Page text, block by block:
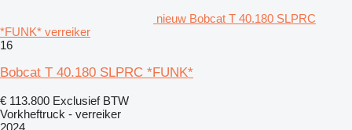
nieuw Bobcat T 40.180 SLPRC
*FUNK* verreiker
16
Bobcat T 40.180 SLPRC *FUNK*
€ 113.800 Exclusief BTW
Vorkheftruck - verreiker
2024